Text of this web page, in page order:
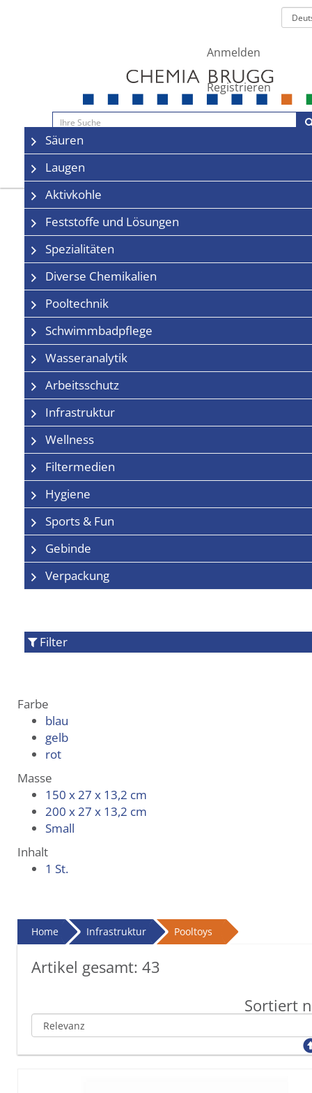
Anmelden
Registrieren
Navigation
Säuren
Laugen
Aktivkohle
Feststoffe und Lösungen
Spezialitäten
Diverse Chemikalien
Pooltechnik
Schwimmbadpflege
Wasseranalytik
Arbeitsschutz
Infrastruktur
Wellness
Filtermedien
Hygiene
Sports & Fun
Gebinde
Verpackung
Filter
Farbe
blau
gelb
rot
Masse
150 x 27 x 13,2 cm
200 x 27 x 13,2 cm
Small
Inhalt
1 St.
Home Infrastruktur Pooltoys
Artikel gesamt: 43
Sortiert